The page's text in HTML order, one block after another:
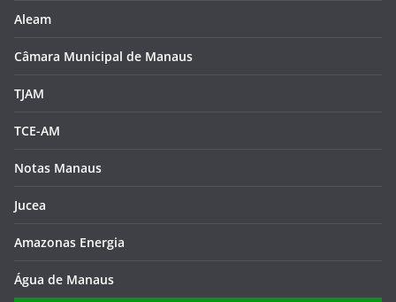
Aleam
Câmara Municipal de Manaus
TJAM
TCE-AM
Notas Manaus
Jucea
Amazonas Energia
Água de Manaus